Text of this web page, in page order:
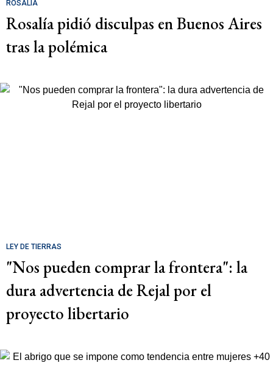
ROSALÍA
Rosalía pidió disculpas en Buenos Aires
tras la polémica
LEY DE TIERRAS
"Nos pueden comprar la frontera": la
dura advertencia de Rejal por el
proyecto libertario